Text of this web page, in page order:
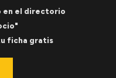
en el directorio
ficha gratis